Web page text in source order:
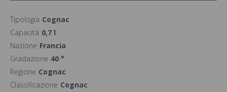
Tipologia Cognac
Capacità 0,7 l
Nazione Francia
Gradazione 40 °
Regione Cognac
Classificazione Cognac